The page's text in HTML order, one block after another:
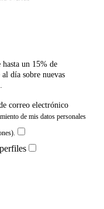
un 15% de
día sobre nuevas
correo electrónico
de mis datos personales